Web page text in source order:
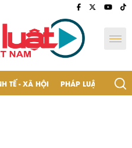
TẾ - XÃ HỘI PHÁP LUẬT - BẠN